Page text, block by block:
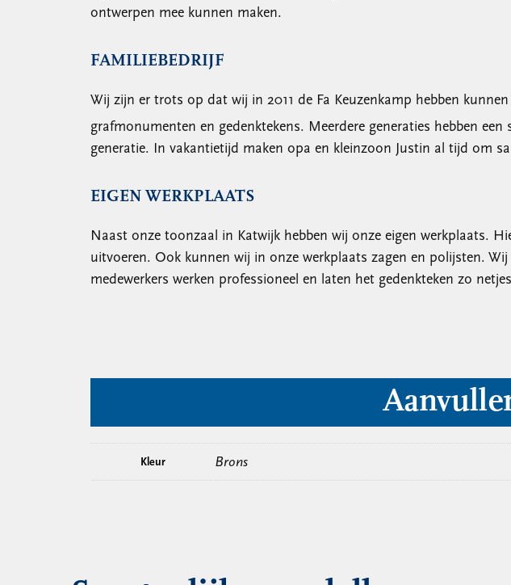
ontwerpen mee kunnen maken.
FAMILIEBEDRIJF
Wij zijn er trots op dat wij in 2011 de Fa Keuzenkamp hebben
grafmonumenten en gedenktekens. Meerdere generaties hebben
generatie. In vakantietijd maken opa en kleinzoon Justin al tijd om
EIGEN WERKPLAATS
Naast onze toonzaal in Katwijk hebben wij onze eigen werkplaats.
uitvoeren. Ook kunnen wij in onze werkplaats zagen en polijsten.
medewerkers werken professioneel en laten het gedenkteken zo
Kleur Brons